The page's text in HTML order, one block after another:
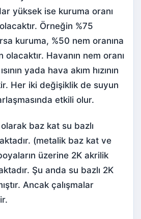
yüksek ise kuruma oranı
Örneğin %75
kuruma, %50 nem oranına
Havanın nem oranı
yada hava akım hızının
Her iki değişiklik de suyun
etkili olur.
baz kat su bazlı
(metalik baz kat ve
üzerine 2K akrilik
Şu anda su bazlı 2K
Ancak çalışmalar